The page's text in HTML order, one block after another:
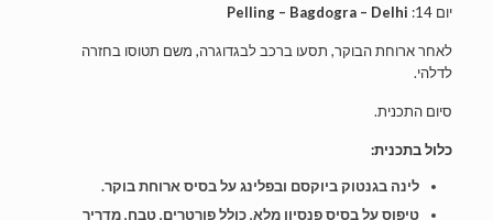
יום 14: Pelling – Bagdogra – Delhi
לאחר ארוחת הבוקר, תסעו ברכב לבגדוגרה, משם תטוסו בחזרה
לדלהי.
סיום התכנית.
כלול בתכנית:
לינה בגנטוק ביוקסם ובפלינג על בסיס ארוחת בוקר.
טיפוס על בסיס פנסיון מלא, כולל פורטרים, טבח, מדריך